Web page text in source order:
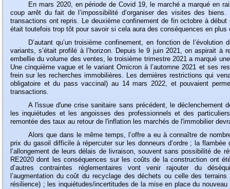
En mars 2020, en période de Covid 19, le marché a marqué en
coup arrêt du fait de l’impossibilité d’organiser des visites des
transactions ont repris. Le deuxième confinement de fin octobre à
était toutefois trop tôt pour savoir si cela aura des conséquences en plus
D’autant qu’un troisième confinement, en fonction de l’évolution
variants, s’était profilé à l’horizon. Depuis le 9 juin 2021, on aspirait à
embellie du volume des ventes, le troisième trimestre 2021 a marqué
Une cinquième vague et le variant Omicron à l’automne 2021 et ses
frein sur les recherches immobilières. Les dernières restrictions qui
obligatoire et du pass vaccinal) au 14 mars 2022, et pouvaient
transactions.
Al'issue d'une crise sanitaire sans précédent, le déclenchement
les inquiétudes et les angoisses des professionnels et des
remontée des taux au retour de l'inflation les marchés de l'immobilier
Alors que dans le même temps, l’offre a eu à connaître de
prix du gasoil difficile à répercuter sur les donneurs d’ordre ; la
l’allongement de leurs délais de livraison, souvent sans possibilité de
RE2020 dont les conséquences sur les coûts de la construction ont
d’autres contraintes réglementaires vont venir rajouter du
l’augmentation du coût du recyclage des déchets ou celle des
résilience) ; les inquiétudes/incertitudes de la mise en place du